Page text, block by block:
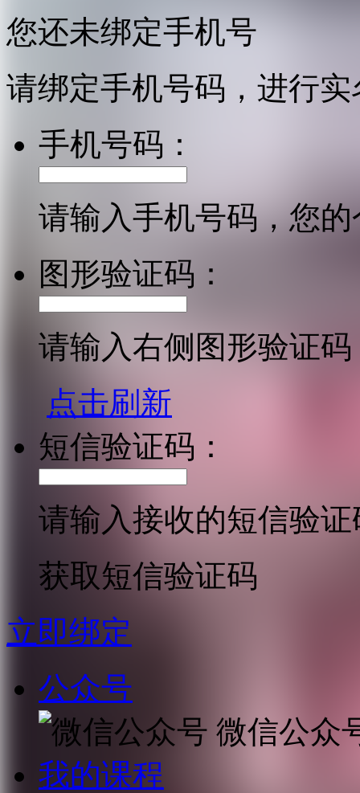
您还未绑定手机号
请绑定手机号码，进行
手机号码：
请输入手机号码，您
图形验证码：
请输入右侧图形验证码
点击刷新
短信验证码：
请输入接收的短信验证
获取短信验证码
立即绑定
公众号
微信公众
我的课程